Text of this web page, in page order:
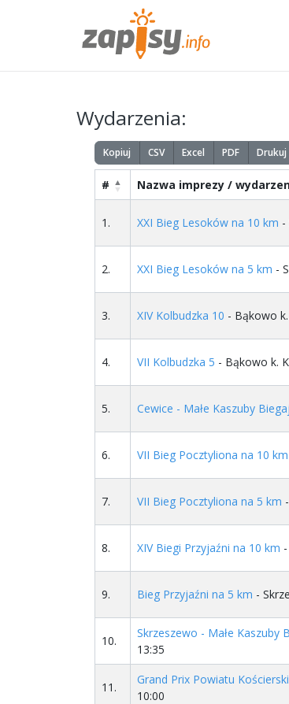
Wydarzenia:
Kopiuj CSV Excel PDF Drukuj
# Nazwa imprezy /
1. XXI Bieg Lesoków na 10 km -
2. XXI Bieg Lesoków na 5 km -
3. XIV Kolbudzka 10 - Bąkowo
4. VII Kolbudzka 5 - Bąkowo k.
5. Cewice - Małe Kaszuby
6. VII Bieg Pocztyliona na 10 km
7. VII Bieg Pocztyliona na 5 km
8. XIV Biegi Przyjaźni na 10 km
9. Bieg Przyjaźni na 5 km -
10.
Skrzeszewo - Małe Kaszuby
13:35
11.
Grand Prix Powiatu
10:00